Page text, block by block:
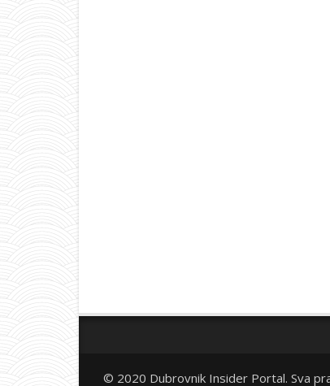
© 2020 Dubrovnik Insider Portal. Sva